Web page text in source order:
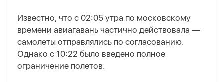
Известно, что с 02:05 утра по московскому
времени авиагавань частично действовала —
самолеты отправлялись по согласованию.
Однако с 10:22 было введено полное
ограничение полетов.